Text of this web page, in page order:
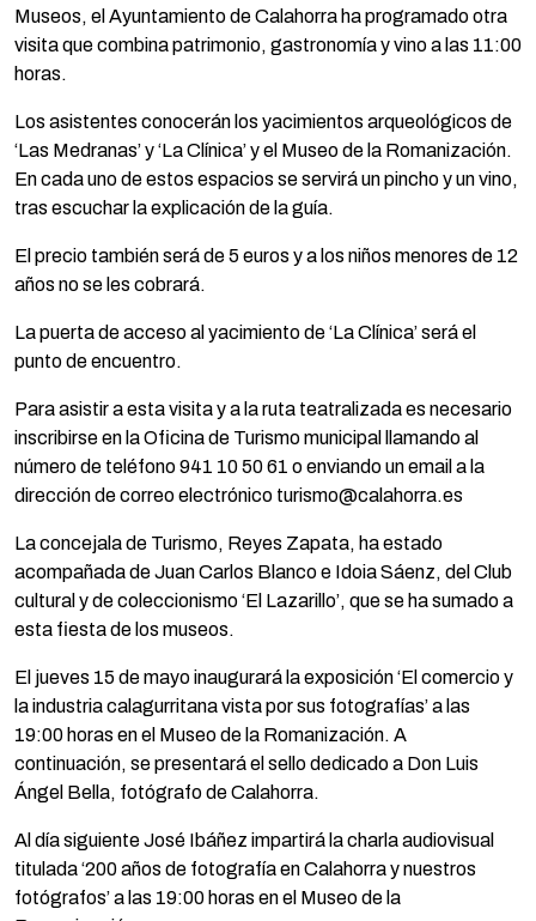
Museos, el Ayuntamiento de Calahorra ha programado otra
visita que combina patrimonio, gastronomía y vino a las 11:00
horas.
Los asistentes conocerán los yacimientos arqueológicos de
‘Las Medranas’ y ‘La Clínica’ y el Museo de la Romanización.
En cada uno de estos espacios se servirá un pincho y un vino,
tras escuchar la explicación de la guía.
El precio también será de 5 euros y a los niños menores de 12
años no se les cobrará.
La puerta de acceso al yacimiento de ‘La Clínica’ será el
punto de encuentro.
Para asistir a esta visita y a la ruta teatralizada es necesario
inscribirse en la Oficina de Turismo municipal llamando al
número de teléfono 941 10 50 61 o enviando un email a la
dirección de correo electrónico turismo@calahorra.es
La concejala de Turismo, Reyes Zapata, ha estado
acompañada de Juan Carlos Blanco e Idoia Sáenz, del Club
cultural y de coleccionismo ‘El Lazarillo’, que se ha sumado a
esta fiesta de los museos.
El jueves 15 de mayo inaugurará la exposición ‘El comercio y
la industria calagurritana vista por sus fotografías’ a las
19:00 horas en el Museo de la Romanización. A
continuación, se presentará el sello dedicado a Don Luis
Ángel Bella, fotógrafo de Calahorra.
Al día siguiente José Ibáñez impartirá la charla audiovisual
titulada ‘200 años de fotografía en Calahorra y nuestros
fotógrafos’ a las 19:00 horas en el Museo de la